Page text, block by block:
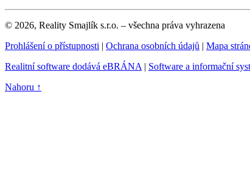
© 2026, Reality Smajlík s.r.o. – všechna práva vyhrazena
Prohlášení o přístupnosti | Ochrana osobních údajů | Mapa
Realitní software dodává eBRÁNA | Software a informační
Nahoru ↑